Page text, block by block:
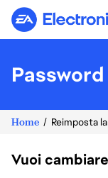
Home Reimposta
Vuoi